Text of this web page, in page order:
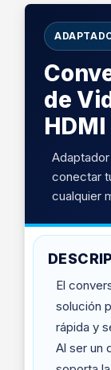
de
conectar
cualquier
El
solución
rápida y
Al ser un